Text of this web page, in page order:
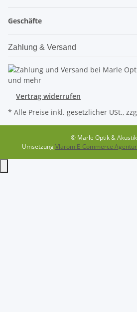
Geschäfte
Zahlung & Versand
Vertrag widerrufen
* Alle Preise inkl. gesetzlicher USt.,
© Marle Optik &
UmsetzungVlarom E-Commerce Agentur